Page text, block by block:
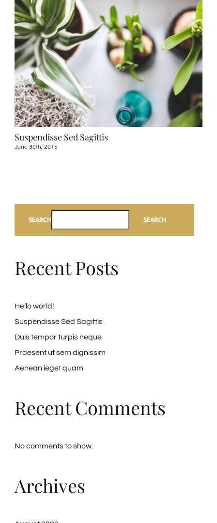
Suspendisse Sed Sagittis
June 30th, 2015
SEARCH SEARCH
Recent Posts
Hello world!
Suspendisse Sed Sagittis
Duis tempor turpis neque
Praesent ut sem dignissim
Aenean ieget quam
Recent Comments
No comments to show.
Archives